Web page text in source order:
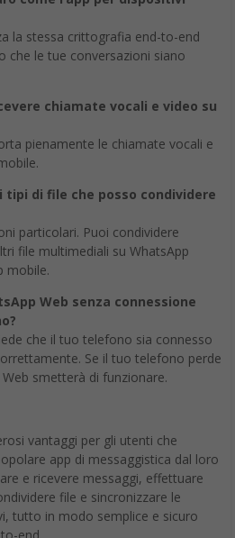
Partner e Co-fondatore di BIP xTech
Channel Sales Italy di Google
Artificiale generativa sta
aziendale, permettendo alle
e migliorare le
Cloud.”
datwave
di potenziare l’utilizzo
Cloud e dei Dati, ambisce a
un elemento proattivo e di primo
Come disse Steve Jobs: “Innovare
da un seguace.” Datwave mira a
verso un futuro in cui la
portante dell’imprenditorialità a
parte di BIP, in sinergia con Google
Con visione chiara e
si candida a diventare uno dei
digitale su scala